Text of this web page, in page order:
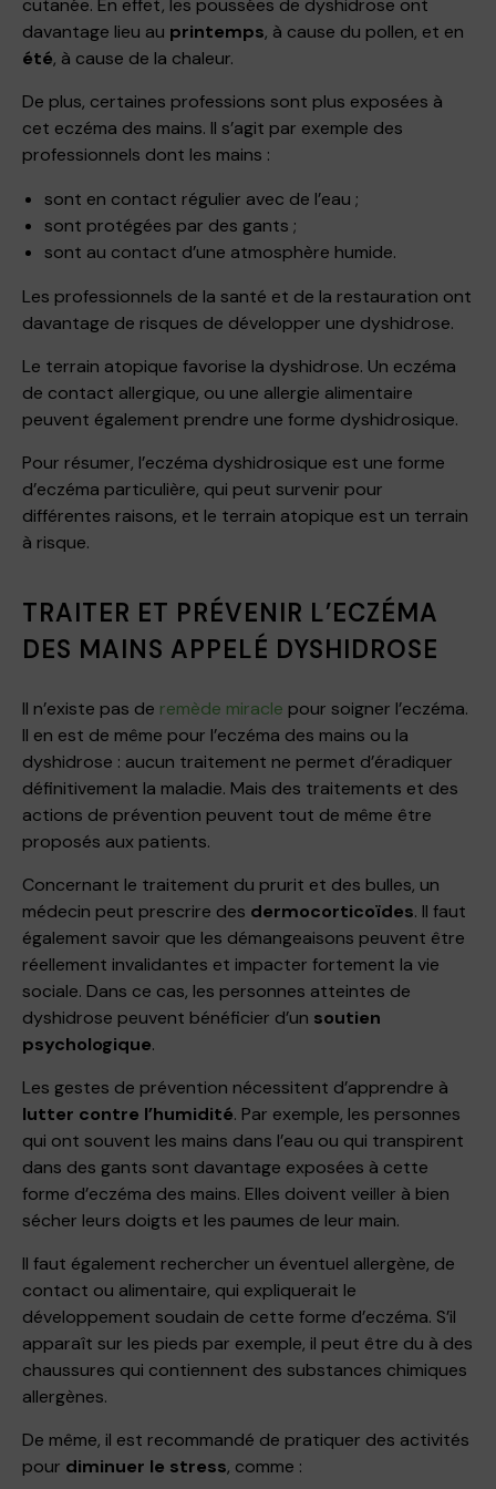
cutanée. En effet, les poussées de dyshidrose ont
davantage lieu au printemps, à cause du pollen, et en
été, à cause de la chaleur.
De plus, certaines professions sont plus exposées à
cet eczéma des mains. Il s’agit par exemple des
professionnels dont les mains :
sont en contact régulier avec de l’eau ;
sont protégées par des gants ;
sont au contact d’une atmosphère humide.
Les professionnels de la santé et de la restauration ont
davantage de risques de développer une dyshidrose.
Le terrain atopique favorise la dyshidrose. Un eczéma
de contact allergique, ou une allergie alimentaire
peuvent également prendre une forme dyshidrosique.
Pour résumer, l’eczéma dyshidrosique est une forme
d’eczéma particulière, qui peut survenir pour
différentes raisons, et le terrain atopique est un terrain
à risque.
TRAITER ET PRÉVENIR L’ECZÉMA
DES MAINS APPELÉ DYSHIDROSE
Il n’existe pas de remède miracle pour soigner l’eczéma.
Il en est de même pour l’eczéma des mains ou la
dyshidrose : aucun traitement ne permet d’éradiquer
définitivement la maladie. Mais des traitements et des
actions de prévention peuvent tout de même être
proposés aux patients.
Concernant le traitement du prurit et des bulles, un
médecin peut prescrire des dermocorticoïdes. Il faut
également savoir que les démangeaisons peuvent être
réellement invalidantes et impacter fortement la vie
sociale. Dans ce cas, les personnes atteintes de
dyshidrose peuvent bénéficier d’un soutien
psychologique.
Les gestes de prévention nécessitent d’apprendre à
lutter contre l’humidité. Par exemple, les personnes
qui ont souvent les mains dans l’eau ou qui transpirent
dans des gants sont davantage exposées à cette
forme d’eczéma des mains. Elles doivent veiller à bien
sécher leurs doigts et les paumes de leur main.
Il faut également rechercher un éventuel allergène, de
contact ou alimentaire, qui expliquerait le
développement soudain de cette forme d’eczéma. S’il
apparaît sur les pieds par exemple, il peut être du à des
chaussures qui contiennent des substances chimiques
allergènes.
De même, il est recommandé de pratiquer des activités
pour diminuer le stress, comme :